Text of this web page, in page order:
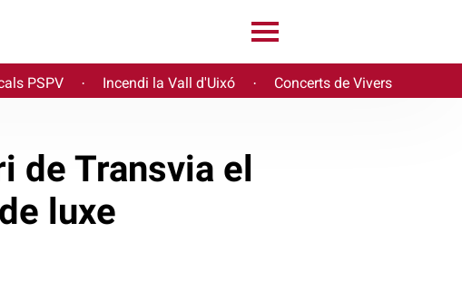
PSPV · Incendi la Vall d'Uixó · Concerts de Vivers
de Transvia el
luxe